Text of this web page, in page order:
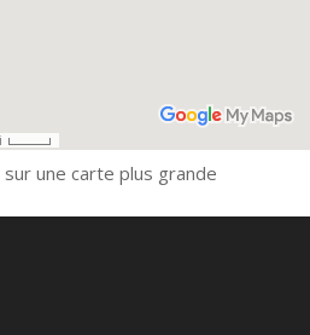
sur une carte plus grande